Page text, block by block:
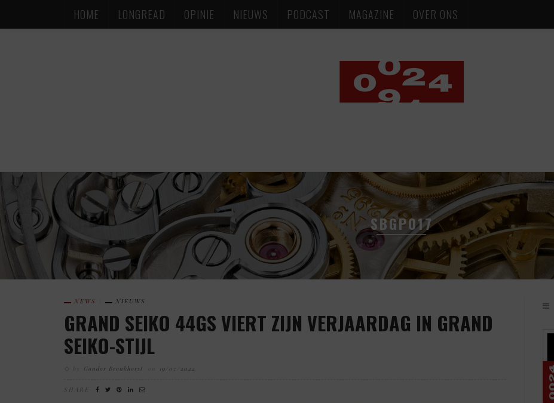
HOME LONGREAD OPINIE NIEUWS PODCAST MAGAZINE OVER ONS
SBGP017
NEWS NIEUWS
GRAND SEIKO 44GS VIERT ZIJN VERJAARDAG IN GRAND
SEIKO-STIJL
Gandor Bronkhorst 19/07/2022
SHARE